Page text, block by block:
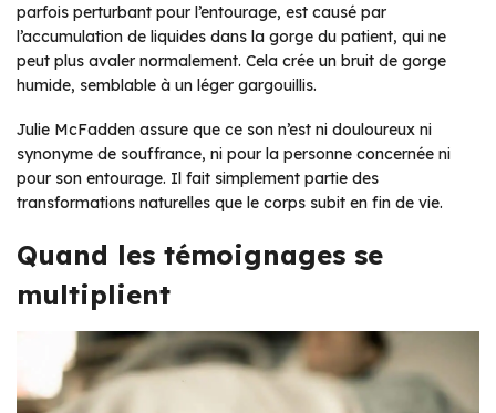
parfois perturbant pour l’entourage, est causé par
l’accumulation de liquides dans la gorge du patient, qui ne
peut plus avaler normalement. Cela crée un bruit de gorge
humide, semblable à un léger gargouillis.
Julie McFadden assure que ce son n’est ni douloureux ni
synonyme de souffrance, ni pour la personne concernée ni
pour son entourage. Il fait simplement partie des
transformations naturelles que le corps subit en fin de vie.
Quand les témoignages se
multiplient